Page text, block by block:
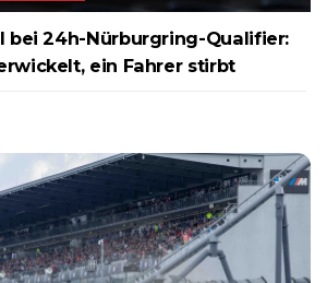
bei 24h-Nürburgring-Qualifier:
ein Fahrer stirbt